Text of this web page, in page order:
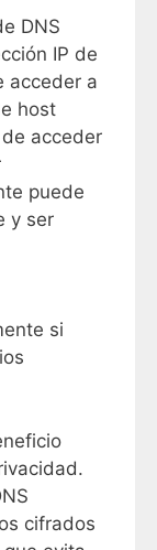
DNS
IP de
acceder a
host
acceder
puede
y ser
si
cifrados